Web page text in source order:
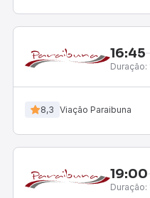
16:45
Duração:
8,3 Viação Paraibuna
19:00
Duração: